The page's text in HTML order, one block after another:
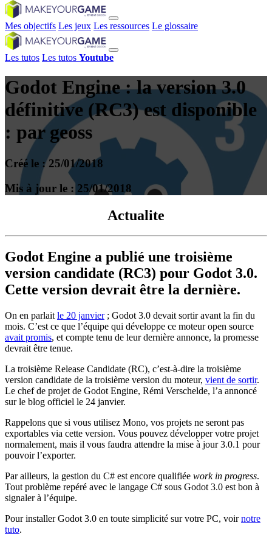
Mes objectifs Les jeux Les ressources Le glossaire
Les tutos Les tutos Youtube
Godot Engine : la version 3.0
définitive (RC3) est disponible
: par geoss
Créé le : 25/01/2018
Mis à jour le : 25/01/2018
Actualite
Godot Engine a publié une troisième
version candidate (RC3) pour Godot 3.0.
Cette version devrait être la dernière.
On en parlait le 20 janvier; Godot 3.0 devait sortir avant la fin du
mois. C’est ce que l’équipe qui développe ce moteur open source
avait promis, et compte tenu de leur dernière annonce, la promesse
devrait être tenue.
La troisième Release Candidate (RC), c’est-à-dire la troisième
version candidate de la troisième version du moteur, vient de sortir.
Le chef de projet de Godot Engine, Rémi Verschelde, l’a annoncé
sur le blog officiel le 24 janvier.
Rappelons que si vous utilisez Mono, vos projets ne seront pas
exportables via cette version. Vous pouvez développer votre projet
normalement, mais il vous faudra attendre la mise à jour 3.0.1 pour
pouvoir l’exporter.
Par ailleurs, la gestion du C# est encore qualifiée work in progress.
Tout problème repéré avec le langage C# sous Godot 3.0 est bon à
signaler à l’équipe.
Pour installer Godot 3.0 en toute simplicité sur votre PC, voirnotre
tuto.